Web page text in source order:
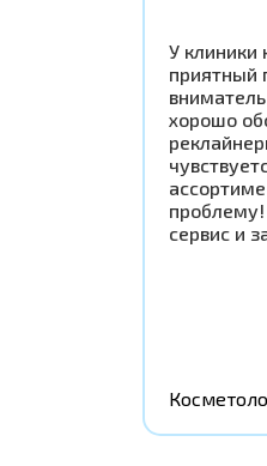
У клиники
приятный
хорошо
проблему!
сервис и